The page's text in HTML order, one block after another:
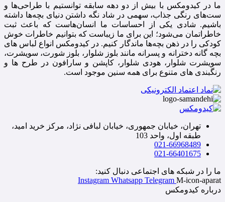
ما در کیدومکس با بیش از دو دهه سابقه توانستیم با طراحی‌ها و
ست‌های رنگی جذاب، سهمی در شاد نگه داشتن دنیای بچه‌ها داشته
باشیم. شادی یکی از احساسات ما انسان‌هاست که باعث ثبت
خاطراتمان می‌شود؛ این برای ما زیباست که بتوانیم خاطرات خوش
کودکی را در ذهن بچه‌ها ماندگار کنیم. در کیدومکس انواع لباس های
بچه گانه دخترانه و پسرانه مانند بلوز شلوار، بلوز شورت، سویشرت،
سویشرت شلوار، هودی شلوار، کاپشن و سارافون در طرح ها و
رنگبندی های متنوع برای همه سنین موجود است.
تهران، خیابان جمهوری، خیابان لبافی نژاد، مرکز خرید امید،
طبقه اول، واحد 103
021-66968489
021-66401675
ما را در شبکه های اجتماعی دنبال کنید:
Instagram Whatsapp Telegram M-icon-aparat
درباره کیدومکس